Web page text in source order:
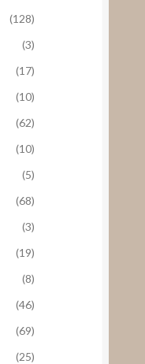
(128)
(3)
(17)
(10)
(62)
(10)
(5)
(68)
(3)
(19)
(8)
(46)
(69)
(25)